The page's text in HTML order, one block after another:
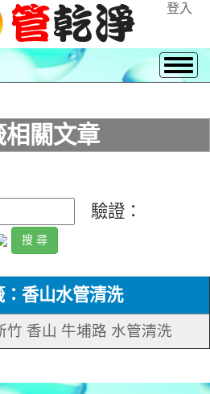
登入
相關文章
驗證：
香山水管清洗
竹 香山 牛埔路 水管清洗